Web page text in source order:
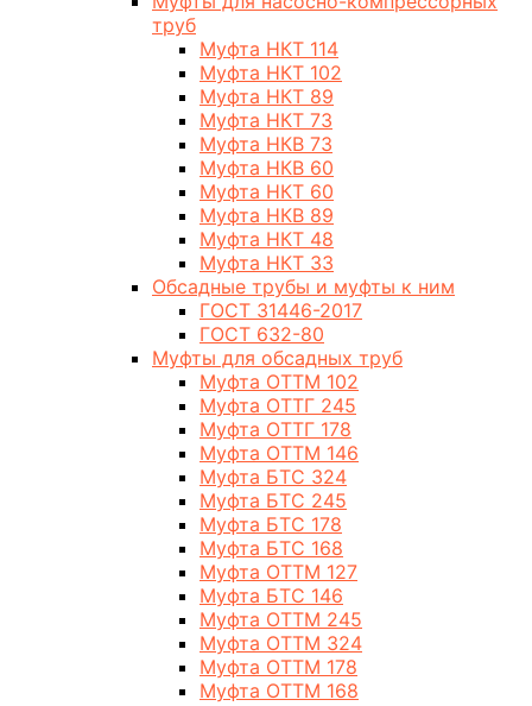
труб
Муфта НКТ 114
Муфта НКТ 102
Муфта НКТ 89
Муфта НКТ 73
Муфта НКВ 73
Муфта НКВ 60
Муфта НКТ 60
Муфта НКВ 89
Муфта НКТ 48
Муфта НКТ 33
Обсадные трубы и муфты к ним
ГОСТ 31446-2017
ГОСТ 632-80
Муфты для обсадных труб
Муфта ОТТМ 102
Муфта ОТТГ 245
Муфта ОТТГ 178
Муфта ОТТМ 146
Муфта БТС 324
Муфта БТС 245
Муфта БТС 178
Муфта БТС 168
Муфта ОТТМ 127
Муфта БТС 146
Муфта ОТТМ 245
Муфта ОТТМ 324
Муфта ОТТМ 178
Муфта ОТТМ 168